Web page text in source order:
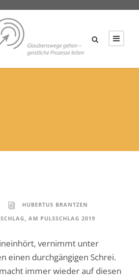
HUBERTUS BRANTZEN
, AM PULSSCHLAG 2019
vernimmt unter
einen durchgängigen Schrei.
immer wieder auf diesen